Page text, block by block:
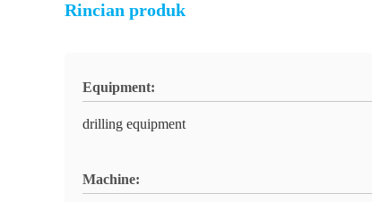
Rincian produk
Equipment:
drilling equipment
Machine: